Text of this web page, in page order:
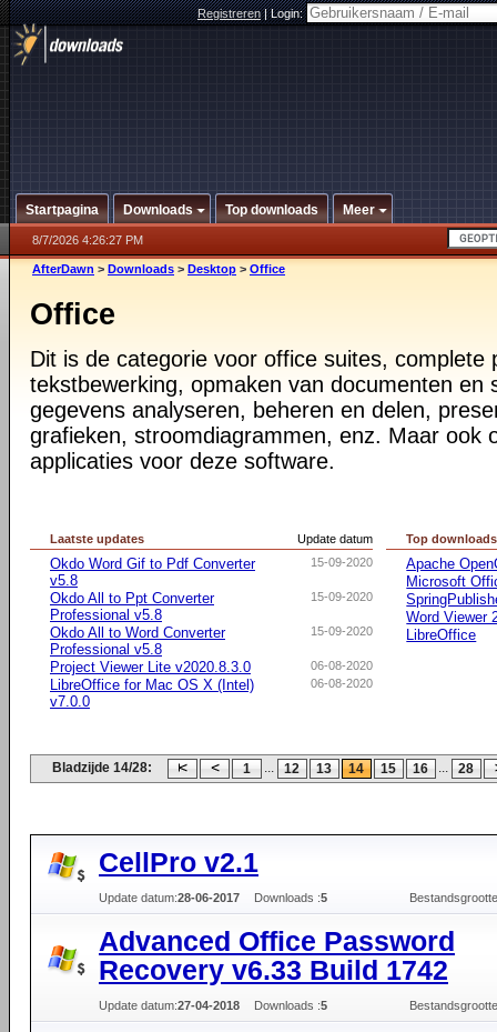
Registreren|Login:
Startpagina Downloads Top downloads Meer
8/7/2026 4:26:27 PM
AfterDawn > Downloads > Desktop > Office
Office
Dit is de categorie voor office suites, complete
tekstbewerking, opmaken van documenten en
gegevens analyseren, beheren en delen,
grafieken, stroomdiagrammen, enz. Maar ook
applicaties voor deze software.
Update datum
Laatste updates
15-09-2020
Okdo Word Gif to Pdf Converter
v5.8
15-09-2020
Okdo All to Ppt Converter
Professional v5.8
15-09-2020
Okdo All to Word Converter
Professional v5.8
06-08-2020
Project Viewer Lite v2020.8.3.0
06-08-2020
LibreOffice for Mac OS X (Intel)
v7.0.0
Top downloads
Apache
Microsoft
Word Viewer
LibreOffice
Bladzijde 14/28: 1 ... 12 13 14 15 16 ... 28
CellPro v2.1
Update datum:28-06-2017 Downloads :5
Advanced Office Password
Recovery v6.33 Build 1742
Update datum:27-04-2018 Downloads :5